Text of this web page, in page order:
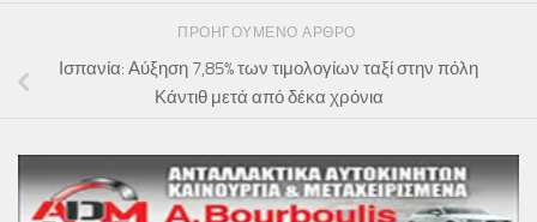
ΠΡΟΗΓΟΎΜΕΝΟ ΆΡΘΡΟ
Ισπανία: Αύξηση 7,85% των τιμολογίων ταξί στην πόλη
Κάντιθ μετά από δέκα χρόνια